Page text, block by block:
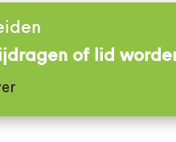
of lid